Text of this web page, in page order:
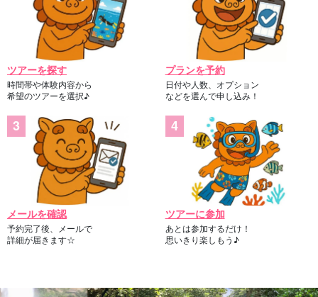
ツアーを探す
時間帯や体験内容から
希望のツアーを選択♪
プランを予約
日付や人数、オプション
などを選んで申し込み！
メールを確認
予約完了後、メールで
詳細が届きます☆
ツアーに参加
あとは参加するだけ！
思いきり楽しもう♪